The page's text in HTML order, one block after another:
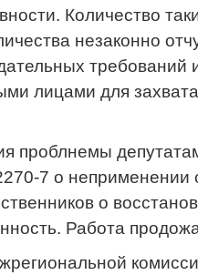
Количество
незаконно
требований
лицами для
проблнемы
7 о неприменении
о
Работа